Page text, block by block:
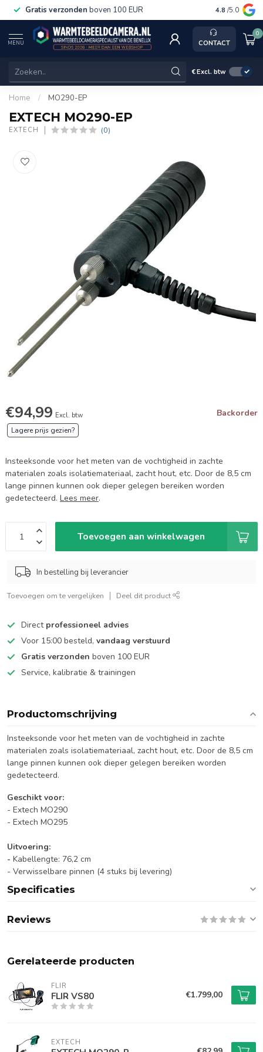
Gratis verzonden boven 100 EUR Service,
4.8 /5.0
MENU CONTACT
0
€Excl. btw
Home / MO290-EP
EXTECH MO290-EP
EXTECH (0)
€94,99 Excl. btw Backorder
Lagere prijs gezien?
Insteeksonde voor het meten van de vochtigheid in zachte
materialen zoals isolatiemateriaal, zacht hout, etc. Door de 8,5 cm
lange pinnen kunnen ook dieper gelegen bereiken worden
gedetecteerd. Lees meer.
Toevoegen aan winkelwagen
In bestelling bij leverancier
Toevoegen om te vergelijken Deel dit product
Direct professioneel advies
Voor 15:00 besteld, vandaag verstuurd
Gratis verzonden boven 100 EUR
Service, kalibratie & trainingen
Productomschrijving
Insteeksonde voor het meten van de vochtigheid in zachte
materialen zoals isolatiemateriaal, zacht hout, etc. Door de 8,5 cm
lange pinnen kunnen ook dieper gelegen bereiken worden
gedetecteerd.
Geschikt voor:
- Extech MO290
- Extech MO295
Uitvoering:
- Kabellengte: 76,2 cm
- Verwisselbare pinnen (4 stuks bij levering)
Specificaties
Reviews
Gerelateerde producten
FLIR
FLIR VS80 €1.799,00
EXTECH